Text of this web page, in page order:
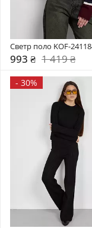
Светр поло KOF-
993 ₴ 1 419 ₴
- 30%